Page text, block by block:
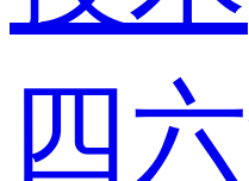
四